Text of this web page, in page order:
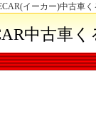
イーカー)中古車く
中古車